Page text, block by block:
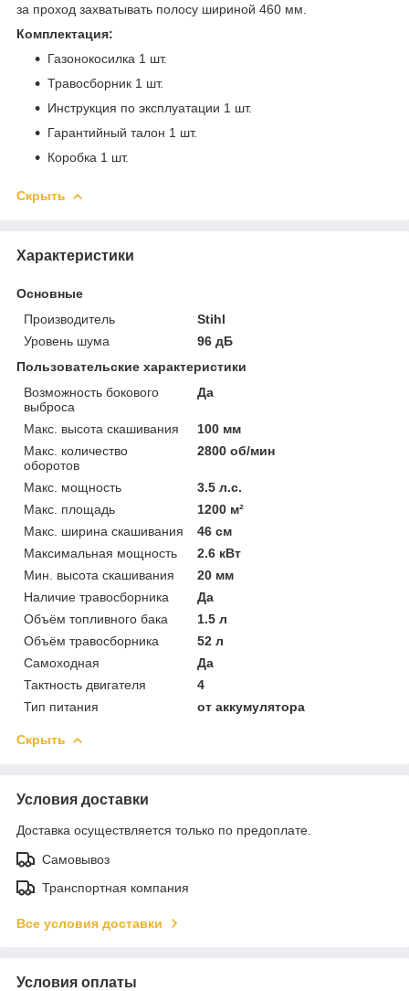
за проход захватывать полосу шириной 460 мм.
Комплектация:
Газонокосилка 1 шт.
Травосборник 1 шт.
Инструкция по эксплуатации 1 шт.
Гарантийный талон 1 шт.
Коробка 1 шт.
Скрыть
Характеристики
Основные
Производитель
Stihl
Уровень шума
96 дБ
Пользовательские характеристики
Возможность бокового
выброса
Да
Макс. высота скашивания
100 мм
Макс. количество
оборотов
2800 об/мин
Макс. мощность
3.5 л.с.
Макс. площадь
1200 м²
Макс. ширина скашивания
46 см
Максимальная мощность
2.6 кВт
Мин. высота скашивания
20 мм
Наличие травосборника
Да
Объём топливного бака
1.5 л
Объём травосборника
52 л
Самоходная
Да
Тактность двигателя
4
Тип питания
от аккумулятора
Скрыть
Условия доставки
Доставка осуществляется только по предоплате.
Самовывоз
Транспортная компания
Все условия доставки
Условия оплаты